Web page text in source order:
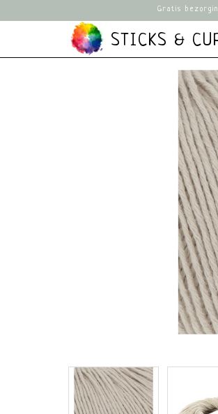
Gratis
STICKS &